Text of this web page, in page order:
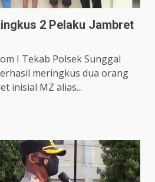
2 Pelaku Jambret
I Tekab Polsek Sunggal
meringkus dua orang
inisial MZ alias...